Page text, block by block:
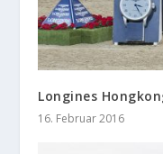
Longines
16. Februar 2016